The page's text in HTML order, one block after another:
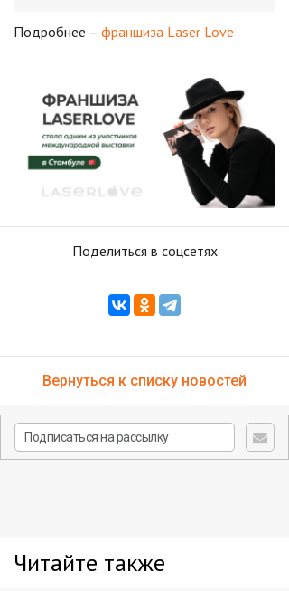
Подробнее – франшиза Laser Love
Поделиться в соцсетях
Вернуться к списку новостей
Читайте также